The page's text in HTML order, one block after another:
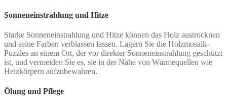
Sonneneinstrahlung und Hitze
Starke Sonneneinstrahlung und Hitze können das Holz austrocknen
und seine Farben verblassen lassen. Lagern Sie die Holzmosaik-
Puzzles an einem Ort, der vor direkter Sonneneinstrahlung geschützt
ist, und vermeiden Sie es, sie in der Nähe von Wärmequellen wie
Heizkörpern aufzubewahren.
Ölung und Pflege